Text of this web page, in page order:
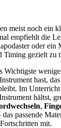
meist noch ein
empfiehlt die
oder ein
Timing gezielt zu
Wichtigste
hast,
Im
hältst,
,
passende
mit.